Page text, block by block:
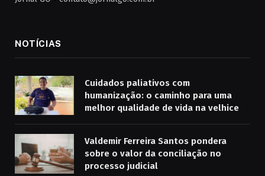
NOTÍCIAS
Cuidados paliativos com
humanização: o caminho para uma
melhor qualidade de vida na velhice
Valdemir Ferreira Santos pondera
sobre o valor da conciliação no
processo judicial